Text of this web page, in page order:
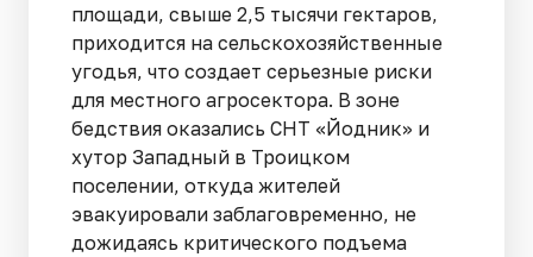
площади, свыше 2,5 тысячи гектаров,
приходится на сельскохозяйственные
угодья, что создает серьезные риски
для местного агросектора. В зоне
бедствия оказались СНТ «Йодник» и
хутор Западный в Троицком
поселении, откуда жителей
эвакуировали заблаговременно, не
дожидаясь критического подъема